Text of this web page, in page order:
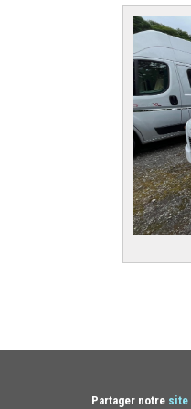
Partager notre site